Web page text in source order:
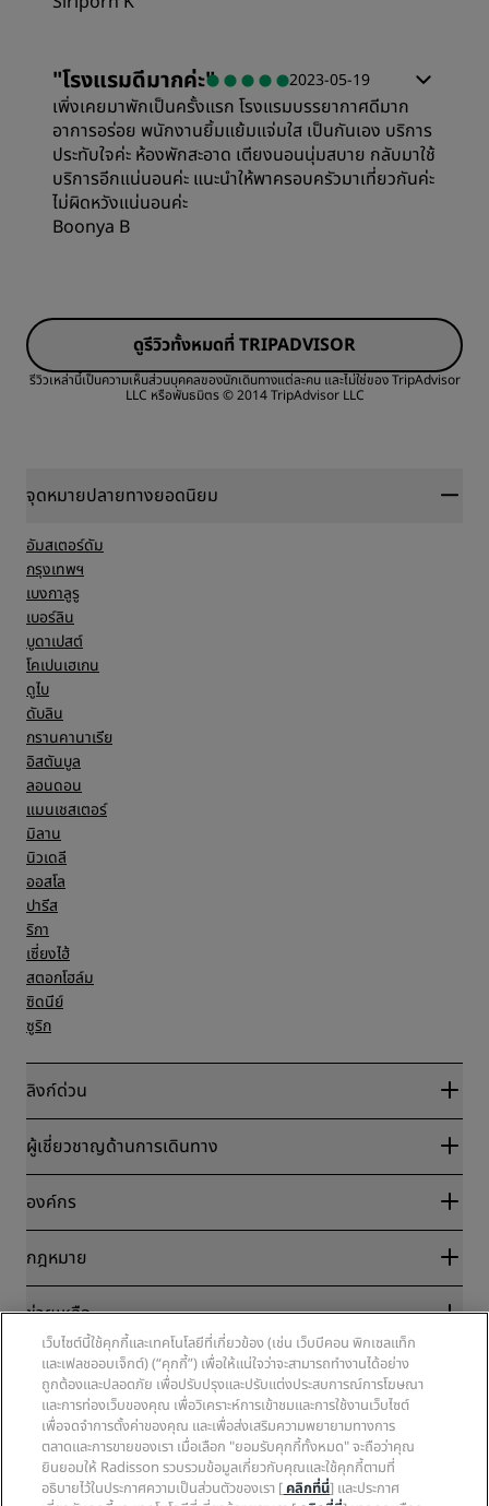
"โรงแรมดีมากค่ะ" 2023-05-19
เพิ่งเคยมาพักเป็นครั้งแรก โรงแรมบรรยากาศดีมาก
อาการอร่อย พนักงานยิ้มแย้มแจ่มใส เป็นกันเอง บริการ
ประทับใจค่ะ ห้องพักสะอาด เตียงนอนนุ่มสบาย กลับมาใช้
บริการอีกแน่นอนค่ะ แนะนำให้พาครอบครัวมาเที่ยวกันค่ะ
ไม่ผิดหวังแน่นอนค่ะ
Boonya B
ดูรีวิวทั้งหมดที่ TRIPADVISOR
รีวิวเหล่านี้เป็นความเห็นส่วนบุคคลของนักเดินทางแต่ละคน และไม่ใช่ของ TripAdvisor
LLC หรือพันธมิตร© 2014 TripAdvisor LLC
จุดหมายปลายทางยอดนิยม
อัมสเตอร์ดัม
กรุงเทพฯ
เบงกาลูรู
เบอร์ลิน
บูดาเปสต์
โคเปนเฮเกน
ดูไบ
ดับลิน
กรานคานาเรีย
อิสตันบูล
ลอนดอน
แมนเชสเตอร์
มิลาน
นิวเดลี
ออสโล
ปารีส
ริกา
เซี่ยงไฮ้
สตอกโฮล์ม
ซิดนีย์
ซูริก
ลิงก์ด่วน
Radisson Rewards
การรับประกันเรทราคาออนไลน์ที่ดีที่สุด
จุดหมายปลายทาง
โรงแรมใหม่และที่กำลังจะเปิด
แอป Radisson Hotels
โรงแรมที่ได้รับอนุมัติให้จัดกิจกรรมกีฬา
โรงแรมที่เหมาะสำหรับครอบครัว
สุขภาพและความปลอดภัย
ผู้เชี่ยวชาญด้านการเดินทาง
พันธมิตร
องค์กร
Radisson Hotel Group
ตำแหน่งงานที่ RHG
ตำแหน่งงานที่ EHL
The Club by RHG
โอกาสในการพัฒนา
ธุรกิจที่มีความรับผิดชอบ
การจัดซื้อจัดจ้าง
กฎหมาย
ศูนย์ความเป็นส่วนตัว
ประกาศทางกฎหมาย
ข้อกำหนดและเงื่อนไขของ Radisson Rewards
ข้อตกลงการใช้งานเว็บไซต์
การเข้าถึงแบบดิจิทัล
คำแถลงเกี่ยวกับการใช้แรงงานทาสยุคใหม่
ช่วยเหลือ
การแจ้งเตือนภัยผู้บริโภค
ติดต่อ
คำถามที่พบบ่อย
แผนผังเว็บไซต์
โซเชียลมีเดีย
แบรนด์ Radisson Hotels
เว็บไซต์นี้ใช้คุกกี้และเทคโนโลยีที่เกี่ยวข้อง (เช่น เว็บบีคอน พิกเซลแท็ก
และเฟลชออบเจ็กต์) (“คุกกี้”) เพื่อให้แน่ใจว่าจะสามารถทำงานได้อย่าง
ถูกต้องและปลอดภัย เพื่อปรับปรุงและปรับแต่งประสบการณ์การโฆษณา
และการท่องเว็บของคุณ เพื่อวิเคราะห์การเข้าชมและการใช้งานเว็บไซต์
เพื่อจดจำการตั้งค่าของคุณ และเพื่อส่งเสริมความพยายามทางการ
ตลาดและการขายของเรา เมื่อเลือก "ยอมรับคุกกี้ทั้งหมด" จะถือว่าคุณ
ยินยอมให้ Radisson รวบรวมข้อมูลเกี่ยวกับคุณและใช้คุกกี้ตามที่
อธิบายไว้ในประกาศความเป็นส่วนตัวของเรา [คลิกที่นี่] และประกาศ